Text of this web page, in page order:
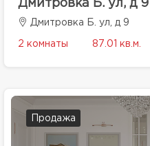
Дмитровка Б. ул, д 9
Дмитровка Б. ул, д 9
2 комнаты 87.01 кв.м.
Продажа